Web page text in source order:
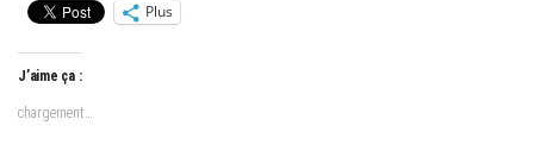
Plus
J’aime ça :
chargement…